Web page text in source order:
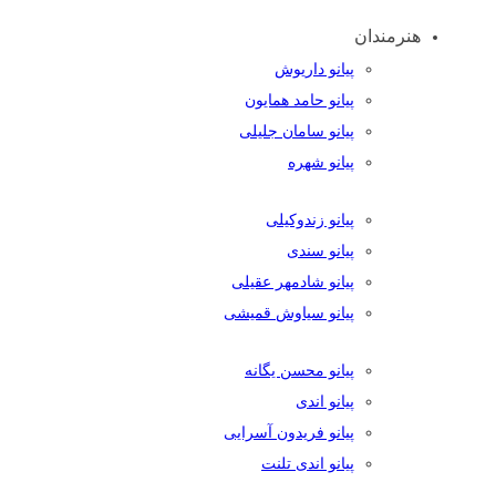
هنرمندان
پیانو داریوش
پیانو حامد همایون
پیانو سامان جلیلی
پیانو شهره
پیانو زندوکیلی
پیانو سندی
پیانو شادمهر عقیلی
پیانو سیاوش قمیشی
پیانو محسن یگانه
پیانو اندی
پیانو فریدون آسرایی
پیانو اندی تلنت